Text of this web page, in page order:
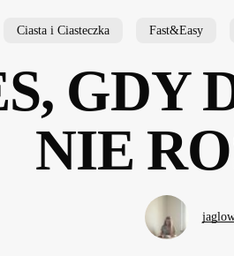
Ciasta i Ciasteczka Fast&Easy
GDY
NIE